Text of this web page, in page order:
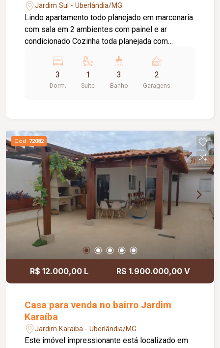
Jardim Sul - Uberlândia/MG
Lindo apartamento todo planejado em marcenaria
com sala em 2 ambientes com painel e ar
condicionado Cozinha toda planejada com
separada com armários Sacada gourmet com
churrasqueira, armários e cortina de vidro São 3
quartos sendo 1 suíte todos com ar condicionado
3
Dorm.
1
Suite
3
Banho
2
Garagens
Cód. 72082
R$ 12.000,00 L R$ 1.900.000,00 V
Casa para venda no bairro Jardim
Karaíba
Jardim Karaiba - Uberlândia/MG
Este imóvel impressionante está localizado em